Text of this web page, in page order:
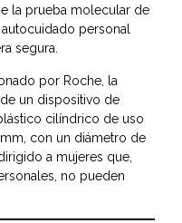
la prueba molecular de
autocuidado personal
segura.
por Roche, la
un dispositivo de
cilíndrico de uso
con un diámetro de
a mujeres que,
no pueden